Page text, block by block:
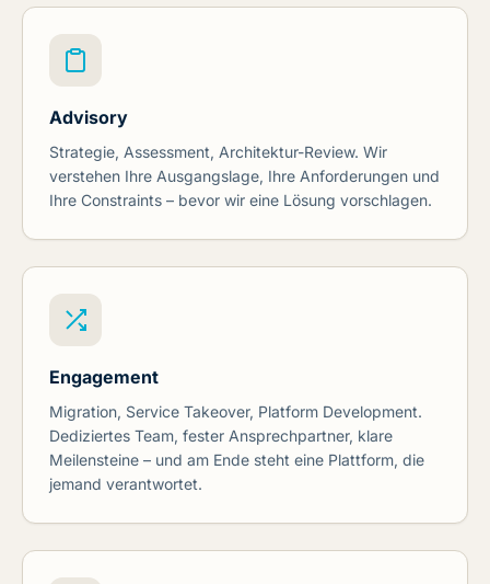
Advisory
Strategie, Assessment, Architektur-Review. Wir
verstehen Ihre Ausgangslage, Ihre Anforderungen und
Ihre Constraints – bevor wir eine Lösung vorschlagen.
Engagement
Migration, Service Takeover, Platform Development.
Dediziertes Team, fester Ansprechpartner, klare
Meilensteine – und am Ende steht eine Plattform, die
jemand verantwortet.